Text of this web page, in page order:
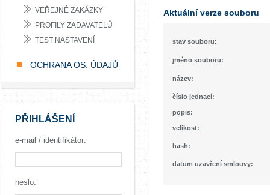
VEŘEJNÉ ZAKÁZKY
PROFILY ZADAVATELŮ
TEST NASTAVENÍ
OCHRANA OS. ÚDAJŮ
PŘIHLÁŠENÍ
e-mail / identifikátor:
heslo:
Aktuální verze souboru
stav souboru:
jméno souboru:
název:
číslo jednací:
popis:
velikost:
hash:
datum uzavření smlouvy: